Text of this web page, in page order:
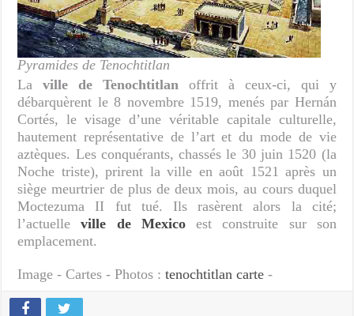
Pyramides de Tenochtitlan
Laville de Tenochtitlan offrit à ceux-ci, qui y
débarquèrent le 8 novembre 1519, menés par Hernán
Cortés, le visage d’une véritable capitale culturelle,
hautement représentative de l’art et du mode de vie
aztèques. Les conquérants, chassés le 30 juin 1520 (la
Noche triste), prirent la ville en août 1521 après un
siège meurtrier de plus de deux mois, au cours duquel
Moctezuma II fut tué. Ils rasèrent alors la cité;
l’actuelleville de Mexicoest construite sur son
emplacement.
Image - Cartes - Photos :tenochtitlan carte -